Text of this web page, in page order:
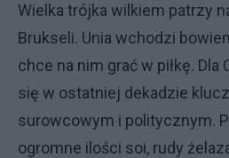
Wielka trójka wilkiem patrzy
Brukseli. Unia wchodzi
chce na nim grać w piłkę. Dla
się w ostatniej dekadzie
surowcowym i politycznym.
ogromne ilości soi, rudy